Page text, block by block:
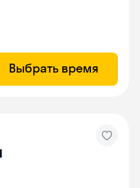
Выбрать время